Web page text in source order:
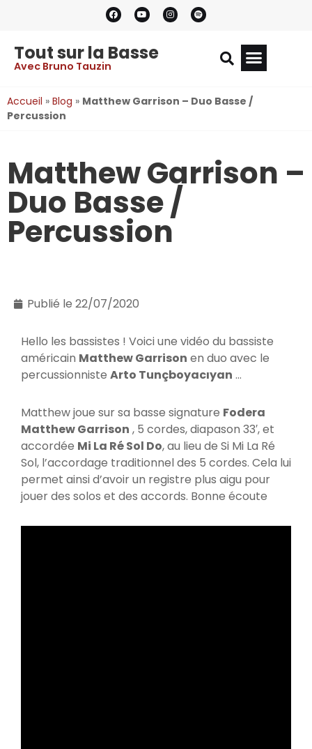
Tout sur la Basse
Avec Bruno Tauzin
Accueil » Blog » Matthew Garrison – Duo Basse /
Percussion
Matthew Garrison –
Duo Basse /
Percussion
Publié le 22/07/2020
Hello les bassistes ! Voici une vidéo du bassiste
américain Matthew Garrison en duo avec le
percussionniste Arto Tunçboyacıyan …
Matthew joue sur sa basse signature Fodera
Matthew Garrison , 5 cordes, diapason 33′, et
accordée Mi La Ré Sol Do, au lieu de Si Mi La Ré
Sol, l’accordage traditionnel des 5 cordes. Cela lui
permet ainsi d’avoir un registre plus aigu pour
jouer des solos et des accords. Bonne écoute